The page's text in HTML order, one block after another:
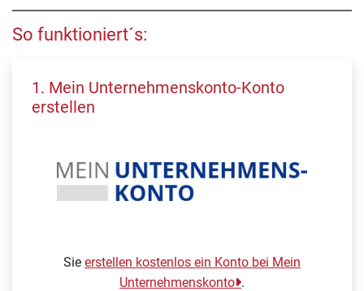
So funktioniert´s:
1. Mein Unternehmenskonto-Konto
erstellen
Sie erstellen kostenlos ein Konto bei Mein
Unternehmenskonto .